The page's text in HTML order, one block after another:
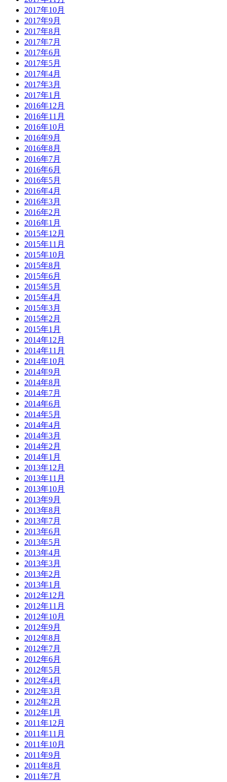
2017年10月
2017年9月
2017年8月
2017年7月
2017年6月
2017年5月
2017年4月
2017年3月
2017年1月
2016年12月
2016年11月
2016年10月
2016年9月
2016年8月
2016年7月
2016年6月
2016年5月
2016年4月
2016年3月
2016年2月
2016年1月
2015年12月
2015年11月
2015年10月
2015年8月
2015年6月
2015年5月
2015年4月
2015年3月
2015年2月
2015年1月
2014年12月
2014年11月
2014年10月
2014年9月
2014年8月
2014年7月
2014年6月
2014年5月
2014年4月
2014年3月
2014年2月
2014年1月
2013年12月
2013年11月
2013年10月
2013年9月
2013年8月
2013年7月
2013年6月
2013年5月
2013年4月
2013年3月
2013年2月
2013年1月
2012年12月
2012年11月
2012年10月
2012年9月
2012年8月
2012年7月
2012年6月
2012年5月
2012年4月
2012年3月
2012年2月
2012年1月
2011年12月
2011年11月
2011年10月
2011年9月
2011年8月
2011年7月